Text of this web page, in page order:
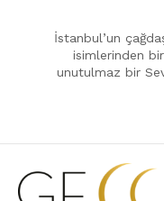
İstanbul’un
isimlerinden
unutulmaz bir